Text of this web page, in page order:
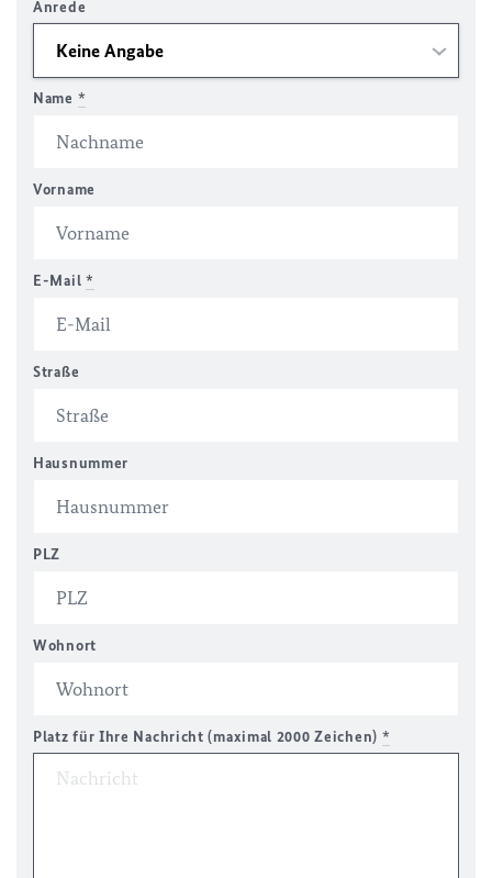
Anrede
Name *
Vorname
E-Mail *
Straße
Hausnummer
PLZ
Wohnort
Platz für Ihre Nachricht (maximal 2000 Zeichen) *